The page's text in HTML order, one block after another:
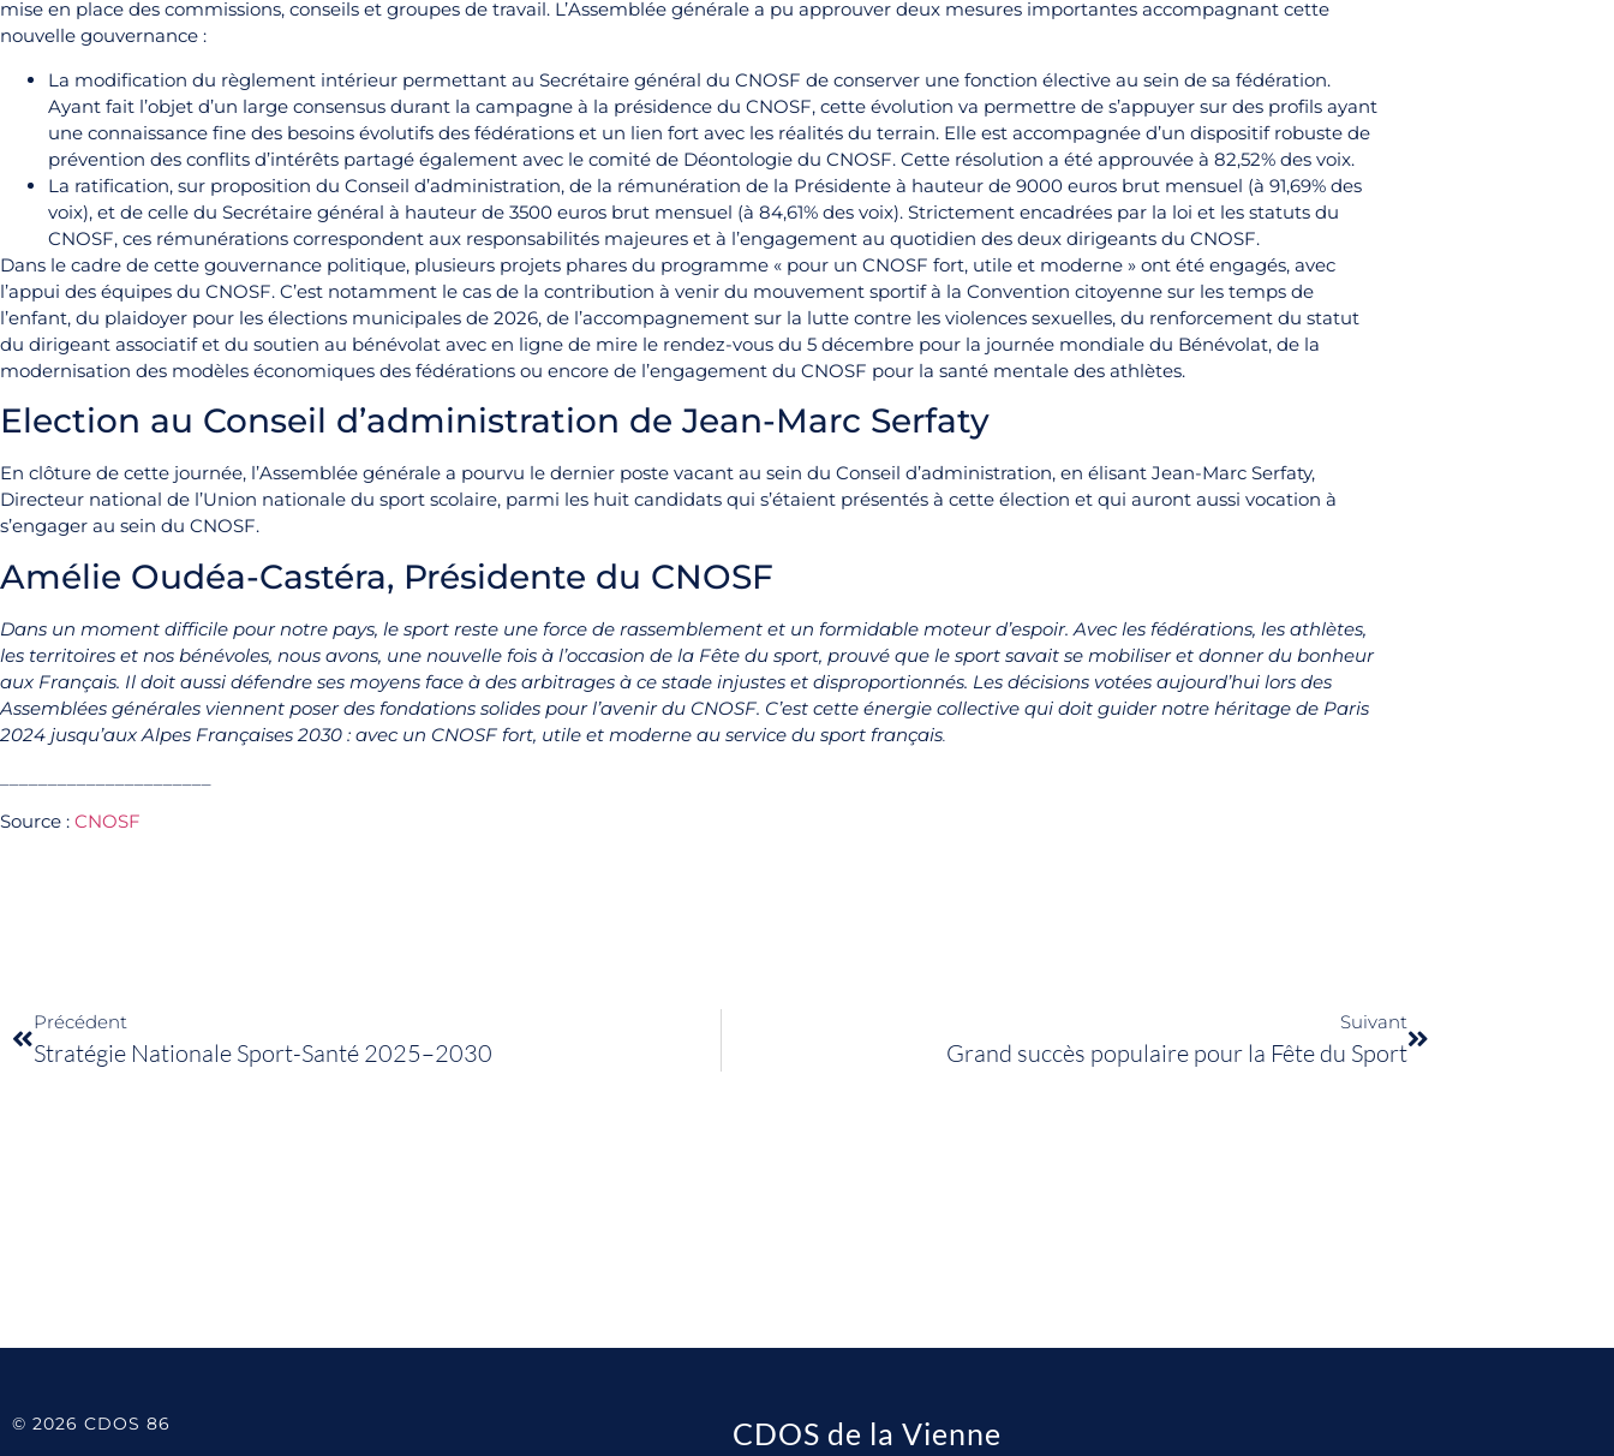
mise en place des commissions, conseils et groupes de travail. L’Assemblée générale a pu approuver deux mesures importantes accompagnant cette
nouvelle gouvernance :
La modification du règlement intérieur permettant au Secrétaire général du CNOSF de conserver une fonction élective au sein de sa fédération.
Ayant fait l’objet d’un large consensus durant la campagne à la présidence du CNOSF, cette évolution va permettre de s’appuyer sur des profils ayant
une connaissance fine des besoins évolutifs des fédérations et un lien fort avec les réalités du terrain. Elle est accompagnée d’un dispositif robuste de
prévention des conflits d’intérêts partagé également avec le comité de Déontologie du CNOSF. Cette résolution a été approuvée à 82,52% des voix.
La ratification, sur proposition du Conseil d’administration, de la rémunération de la Présidente à hauteur de 9000 euros brut mensuel (à 91,69% des
voix), et de celle du Secrétaire général à hauteur de 3500 euros brut mensuel (à 84,61% des voix). Strictement encadrées par la loi et les statuts du
CNOSF, ces rémunérations correspondent aux responsabilités majeures et à l’engagement au quotidien des deux dirigeants du CNOSF.
Dans le cadre de cette gouvernance politique, plusieurs projets phares du programme « pour un CNOSF fort, utile et moderne » ont été engagés, avec
l’appui des équipes du CNOSF. C’est notamment le cas de la contribution à venir du mouvement sportif à la Convention citoyenne sur les temps de
l’enfant, du plaidoyer pour les élections municipales de 2026, de l’accompagnement sur la lutte contre les violences sexuelles, du renforcement du statut
du dirigeant associatif et du soutien au bénévolat avec en ligne de mire le rendez-vous du 5 décembre pour la journée mondiale du Bénévolat, de la
modernisation des modèles économiques des fédérations ou encore de l’engagement du CNOSF pour la santé mentale des athlètes.
Election au Conseil d’administration de Jean-Marc Serfaty
En clôture de cette journée, l’Assemblée générale a pourvu le dernier poste vacant au sein du Conseil d’administration, en élisant Jean-Marc Serfaty,
Directeur national de l’Union nationale du sport scolaire, parmi les huit candidats qui s’étaient présentés à cette élection et qui auront aussi vocation à
s’engager au sein du CNOSF.
Amélie Oudéa-Castéra, Présidente du CNOSF
Dans un moment difficile pour notre pays, le sport reste une force de rassemblement et un formidable moteur d’espoir. Avec les fédérations, les athlètes,
les territoires et nos bénévoles, nous avons, une nouvelle fois à l’occasion de la Fête du sport, prouvé que le sport savait se mobiliser et donner du bonheur
aux Français. Il doit aussi défendre ses moyens face à des arbitrages à ce stade injustes et disproportionnés. Les décisions votées aujourd’hui lors des
Assemblées générales viennent poser des fondations solides pour l’avenir du CNOSF. C’est cette énergie collective qui doit guider notre héritage de Paris
2024 jusqu’aux Alpes Françaises 2030 : avec un CNOSF fort, utile et moderne au service du sport français
Source : CNOSF
Précédent
Stratégie Nationale Sport-Santé 2025–2030
Suivant
Grand succès populaire pour la Fête du Sport
© 2026 CDOS 86 CDOS de la Vienne